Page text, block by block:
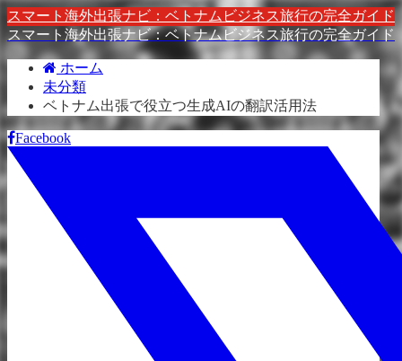
スマート海外出張ナビ：ベトナムビジネス旅行の完全ガイド
スマート海外出張ナビ：ベトナムビジネス旅行の完全ガイド
ホーム
未分類
ベトナム出張で役立つ生成AIの翻訳活用法
Facebook